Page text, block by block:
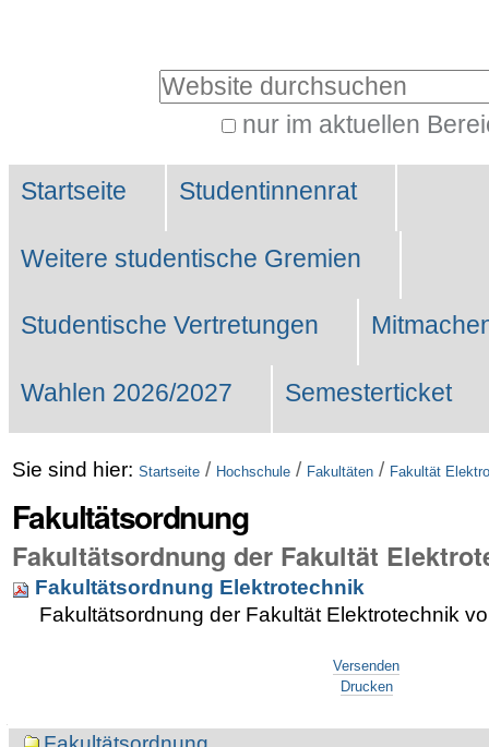
Website durchsuchen
nur im aktuellen
Suche…
Sektionen
Startseite Studentinnenrat
Weitere studentische Gremien
Studentische Vertretungen
Wahlen 2026/2027 Semesterticket
Sie sind hier: Startseite / Hochschule / Fakultäten / Fakultät
Fakultätsordnung
Fakultätsordnung der Fakultät
Fakultätsordnung Elektrotechnik
Fakultätsordnung der Fakultät Elektrotechnik
Versenden
Drucken
Navigation